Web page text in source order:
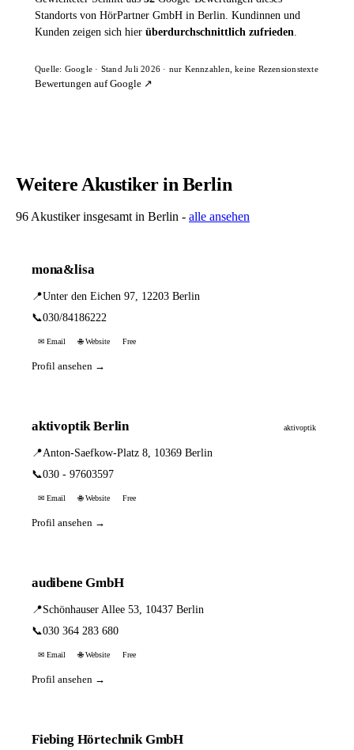
Standorts von HörPartner GmbH in Berlin. Kundinnen und
Kunden zeigen sich hier überdurchschnittlich zufrieden.
Quelle: Google · Stand Juli 2026 · nur Kennzahlen, keine Rezensionstexte
Bewertungen auf Google ↗
Weitere Akustiker in Berlin
96 Akustiker insgesamt in Berlin - alle ansehen
mona&lisa
📍Unter den Eichen 97, 12203 Berlin
📞030/84186222
✉ Email 🌐 Website Free
Profil ansehen →
aktivoptik Berlin aktivoptik
📍Anton-Saefkow-Platz 8, 10369 Berlin
📞030 - 97603597
✉ Email 🌐 Website Free
Profil ansehen →
audibene GmbH
📍Schönhauser Allee 53, 10437 Berlin
📞030 364 283 680
✉ Email 🌐 Website Free
Profil ansehen →
Fiebing Hörtechnik GmbH